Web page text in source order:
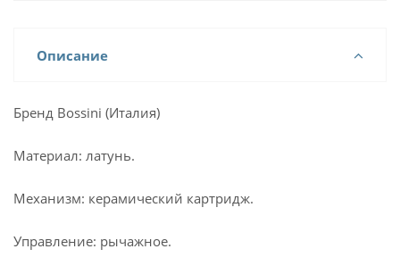
Описание
Бренд Bossini (Италия)
Материал: латунь.
Механизм: керамический картридж.
Управление: рычажное.